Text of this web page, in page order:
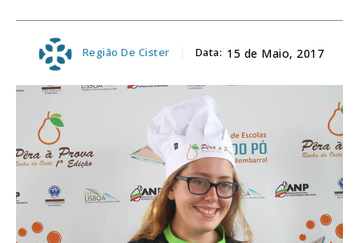
Região De Cister Data: 15 de Maio, 2017